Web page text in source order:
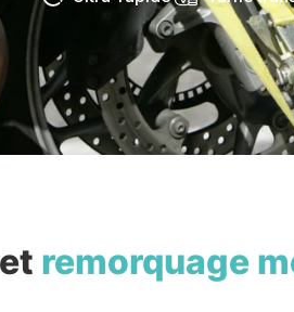
remorquage